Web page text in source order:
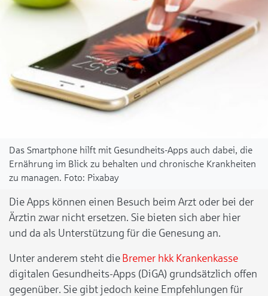
Das Smartphone hilft mit Gesundheits-Apps auch dabei, die
Ernährung im Blick zu behalten und chronische Krankheiten
zu managen.
Pixabay
Die Apps können einen Besuch beim Arzt oder bei der
Ärztin zwar nicht ersetzen. Sie bieten sich aber hier
und da als Unterstützung für die Genesung an.
Unter anderem steht die Bremer hkk Krankenkasse
digitalen Gesundheits-Apps (DiGA) grundsätzlich offen
gegenüber. Sie gibt jedoch keine Empfehlungen für